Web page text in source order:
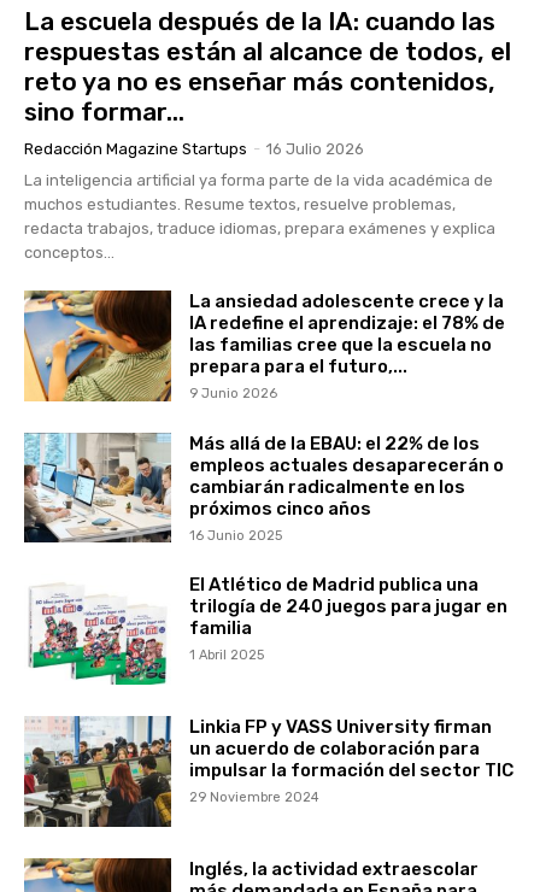
La escuela después de la IA: cuando las
respuestas están al alcance de todos, el
reto ya no es enseñar más contenidos,
sino formar...
Redacción Magazine Startups - 16 Julio 2026
La inteligencia artificial ya forma parte de la vida académica de
muchos estudiantes. Resume textos, resuelve problemas,
redacta trabajos, traduce idiomas, prepara exámenes y explica
conceptos...
La ansiedad adolescente crece y la
IA redefine el aprendizaje: el 78% de
las familias cree que la escuela no
prepara para el futuro,...
9 Junio 2026
Más allá de la EBAU: el 22% de los
empleos actuales desaparecerán o
cambiarán radicalmente en los
próximos cinco años
16 Junio 2025
El Atlético de Madrid publica una
trilogía de 240 juegos para jugar en
familia
1 Abril 2025
Linkia FP y VASS University firman
un acuerdo de colaboración para
impulsar la formación del sector TIC
29 Noviembre 2024
Inglés, la actividad extraescolar